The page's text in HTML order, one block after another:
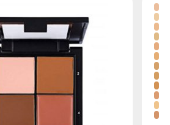
مشکلات پوستی اعم از جای جوش، تیرگی و
سازگار با پوست و گیاهی می باشد. در
نیز نمی گردد.
که رطوبت مورد نیاز پوست را تامین کند
و چروک های سطحی پوست نیز استفاده